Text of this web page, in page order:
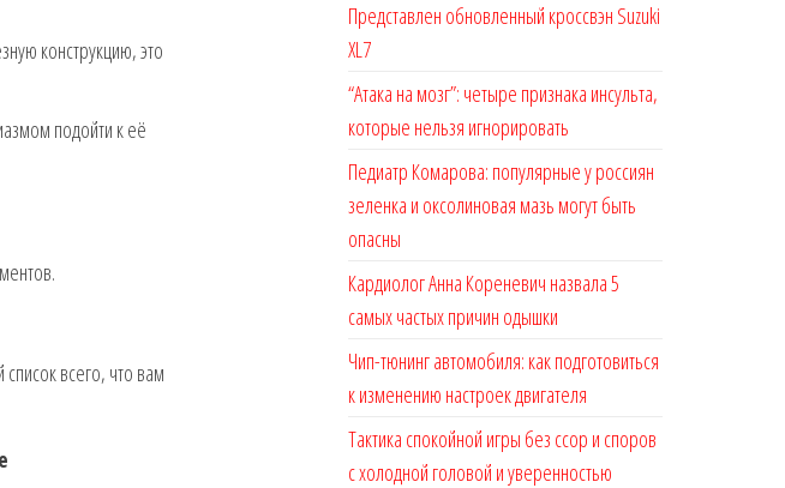
конструкцию, это
подойти к её
всего, что вам
Представлен обновленный кроссвэн Suzuki
XL7
“Атака на мозг”: четыре признака инсульта,
которые нельзя игнорировать
Педиатр Комарова: популярные у россиян
зеленка и оксолиновая мазь могут быть
опасны
Кардиолог Анна Кореневич назвала 5
самых частых причин одышки
Чип-тюнинг автомобиля: как подготовиться
к изменению настроек двигателя
Тактика спокойной игры без ссор и споров
с холодной головой и уверенностью